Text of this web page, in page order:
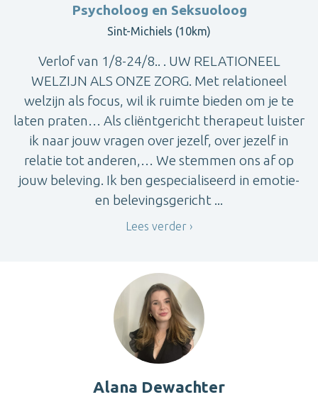
Psycholoog en Seksuoloog
Sint-Michiels (10km)
Verlof van 1/8-24/8.. . UW RELATIONEEL
WELZIJN ALS ONZE ZORG. Met relationeel
welzijn als focus, wil ik ruimte bieden om je te
laten praten… Als cliëntgericht therapeut luister
ik naar jouw vragen over jezelf, over jezelf in
relatie tot anderen,… We stemmen ons af op
jouw beleving. Ik ben gespecialiseerd in emotie-
en belevingsgericht ...
Lees verder
Alana Dewachter